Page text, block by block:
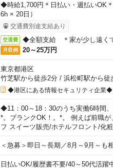
◆時給1,700円＊日払い・週払いOK
6h × 20日）
交通費別途支給あり
交通費 ◆全額支給 ＊家が少し遠く
月収例 20～25万円
東京都港区
竹芝駅から徒歩2分/ 浜松町駅から徒
◆港区にある情報セキュリティ企業◆
◆11：00～18：30のうち実働6時
*。ブランクOK！。*。 例えば前職
フ スイーツ販売/ホテルフロント/化
＜急募＞即日～長期／8月～9月～も
日払いOK/履歴書不要/40～50代活躍